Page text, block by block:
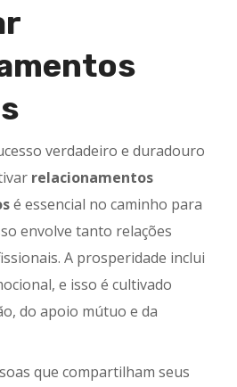
verdadeiro e duradouro
relacionamentos
é essencial no caminho para
envolve tanto relações
A prosperidade inclui
e isso é cultivado
do apoio mútuo e da
que compartilham seus